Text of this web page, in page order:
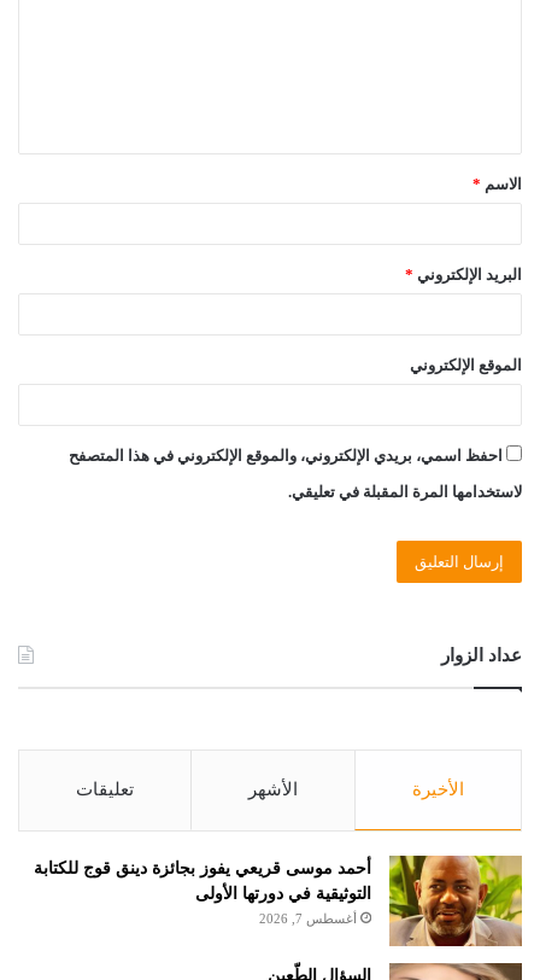
ق
*الاسم *
البريد الإلكتروني *
الموقع الإلكتروني
احفظ اسمي، بريدي الإلكتروني، والموقع الإلكتروني في هذا المتصفح
لاستخدامها المرة المقبلة في تعليقي.
عداد الزوار
الأخيرة الأشهر تعليقات
أحمد موسى قريعي يفوز بجائزة دينق قوج للكتابة
التوثيقية في دورتها الأولى
أغسطس 7, 2026
السؤال الطّعين